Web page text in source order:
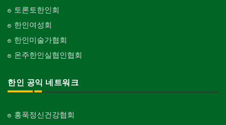
토론토한인회
한인여성회
한인미술가협회
온주한인실협인협회
한인 공익 네트워크
홍푹정신건강협회